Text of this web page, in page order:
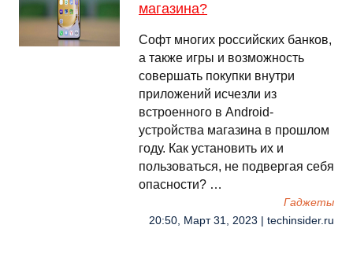
магазина?
Софт многих российских банков,
а также игры и возможность
совершать покупки внутри
приложений исчезли из
встроенного в Android-
устройства магазина в прошлом
году. Как установить их и
пользоваться, не подвергая себя
опасности? …
Гаджеты
20:50, Март 31, 2023 | techinsider.ru